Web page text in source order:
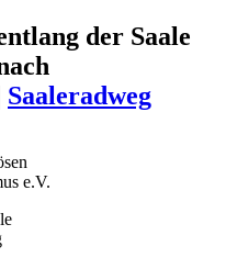
der Saale
Saaleradweg
e.V.